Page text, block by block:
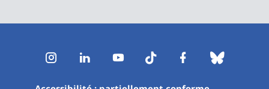
InstagramLinkedInYoutubeTikTok Facebook